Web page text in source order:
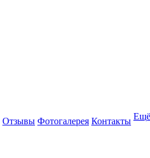
Отзывы Фотогалерея Контакты Ещё